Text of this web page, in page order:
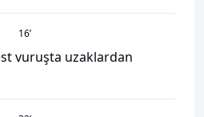
16’
vuruşta uzaklardan